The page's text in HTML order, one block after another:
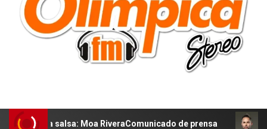
salsa: Moa RiveraComunicado de prensa MARCOS